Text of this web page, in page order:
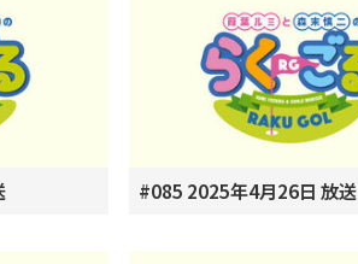
#085 2025年4月26日 放送